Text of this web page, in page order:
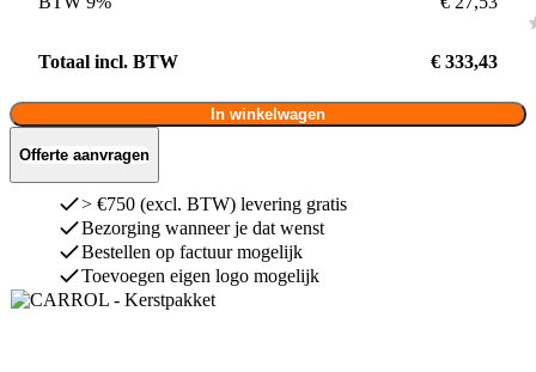
Totaal incl. BTW € 333,43
In winkelwagen
Offerte aanvragen
> €750 (excl. BTW) levering gratis
Bezorging wanneer je dat wenst
Bestellen op factuur mogelijk
Toevoegen eigen logo mogelijk